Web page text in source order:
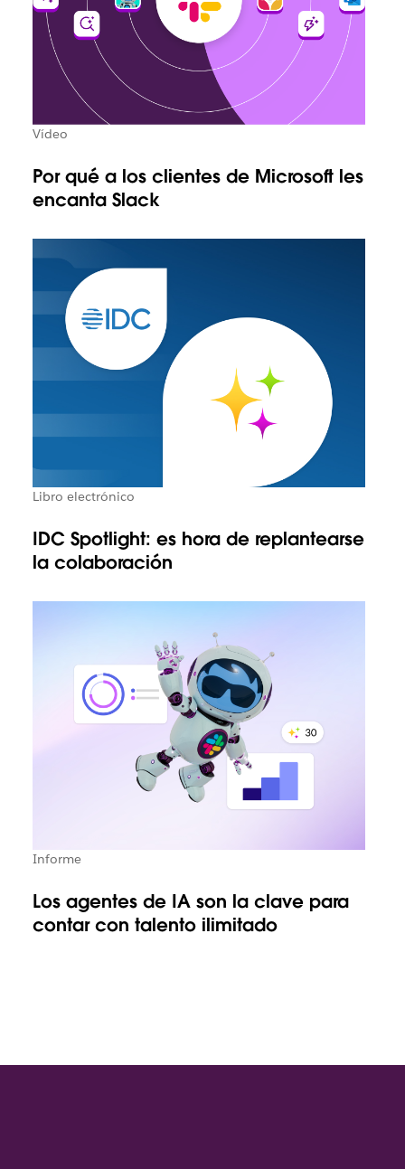
Vídeo
Por qué a los clientes de Microsoft les
encanta Slack
Libro electrónico
IDC Spotlight: es hora de replantearse
la colaboración
Informe
Los agentes de IA son la clave para
contar con talento ilimitado